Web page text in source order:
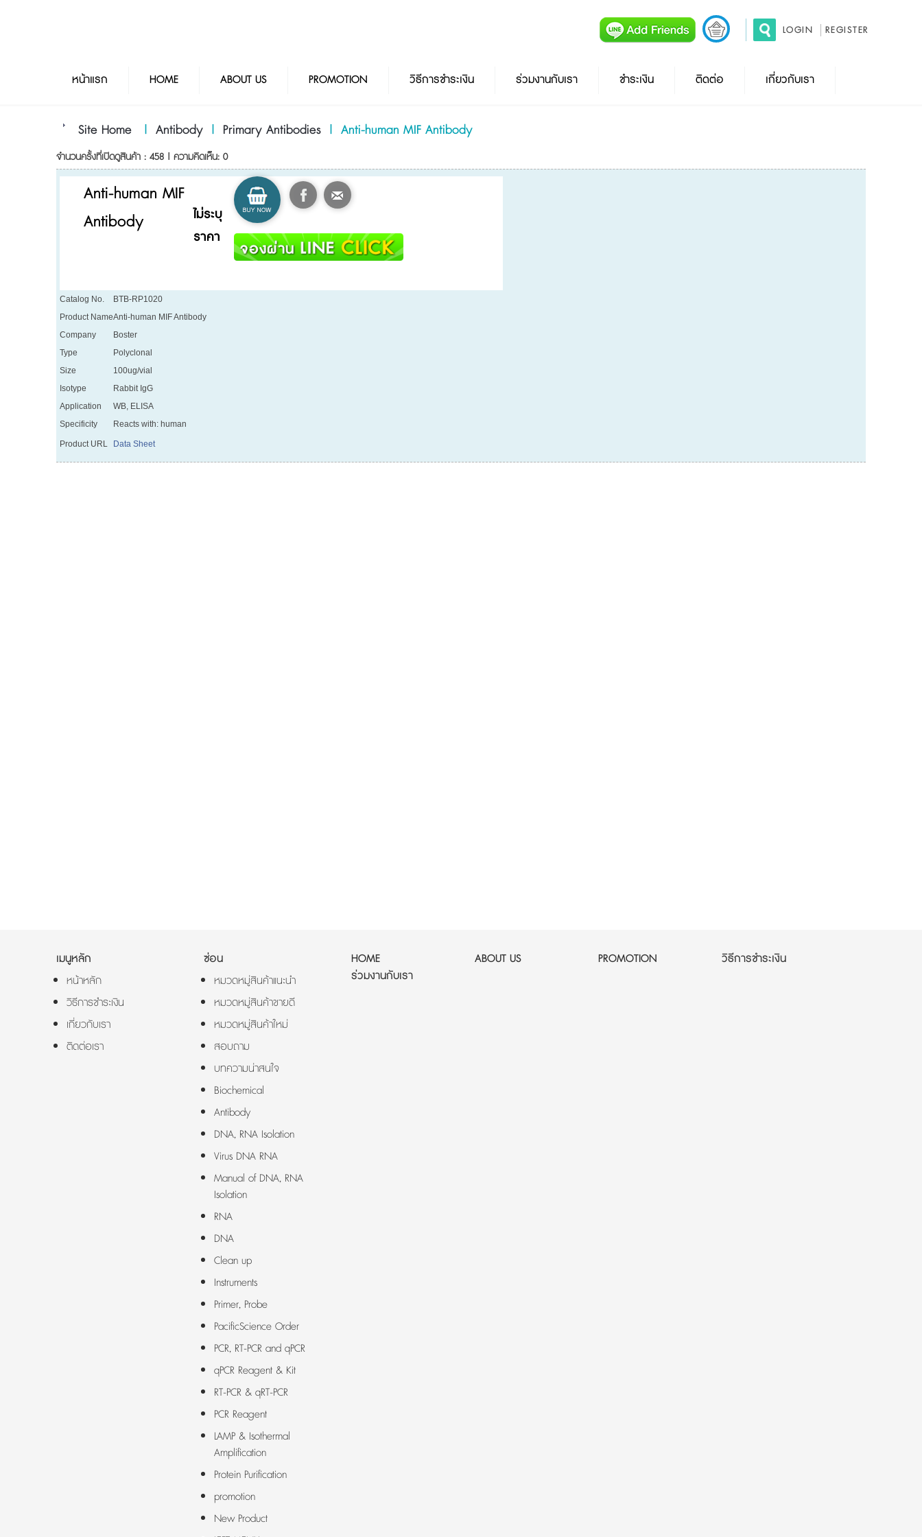
LOGIN REGISTER
หน้าแรก HOME ABOUT US PROMOTION วิธีการชำระเงิน ร่วมงานกับเรา ชำระเงิน ติดต่อ เกี่ยวกับเรา
Site Home | Antibody | Primary Antibodies | Anti-human MIF Antibody
จำนวนครั้งที่เปิดดูสินค้า : 458 | ความคิดเห็น: 0
Anti-human MIF
Antibody
ไม่ระบุ
ราคา
Catalog No.
BTB-RP1020
Product NameAnti-human MIF Antibody
Company
Boster
Type
Polyclonal
Size
100ug/vial
Isotype
Rabbit IgG
Application
WB, ELISA
Specificity
Reacts with: human
Product URL Data Sheet
เมนูหลัก
หน้าหลัก
วิธีการชำระเงิน
เกี่ยวกับเรา
ติดต่อเรา
ซ่อน
หมวดหมู่สินค้าแนะนำ
หมวดหมู่สินค้าขายดี
หมวดหมู่สินค้าใหม่
สอบถาม
บทความน่าสนใจ
Biochemical
Antibody
DNA, RNA Isolation
Virus DNA RNA
Manual of DNA, RNA
Isolation
RNA
DNA
Clean up
Instruments
Primer, Probe
PacificScience Order
PCR, RT-PCR and qPCR
qPCR Reagent & Kit
RT-PCR & qRT-PCR
PCR Reagent
LAMP & Isothermal
Amplification
Protein Purification
promotion
New Product
HOME ABOUT US PROMOTION
วิธีการชำระเงิน
ร่วมงานกับเรา